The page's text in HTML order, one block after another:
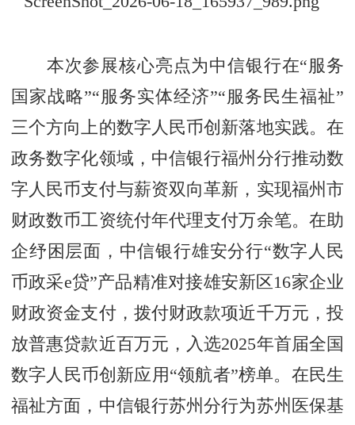
本次参展核心亮点为中信银行在“服务
国家战略”“服务实体经济”“服务民生福祉”
三个方向上的数字人民币创新落地实践。在
政务数字化领域，中信银行福州分行推动数
字人民币支付与薪资双向革新，实现福州市
财政数币工资统付年代理支付万余笔。在助
企纾困层面，中信银行雄安分行“数字人民
币政采e贷”产品精准对接雄安新区16家企业
财政资金支付，拨付财政款项近千万元，投
放普惠贷款近百万元，入选2025年首届全国
数字人民币创新应用“领航者”榜单。在民生
福祉方面，中信银行苏州分行为苏州医保基